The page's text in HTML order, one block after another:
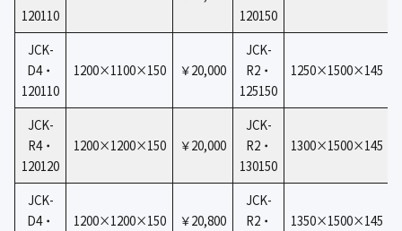
120110
120150
JCK-
D4・
120110
1200×1100×150 ￥20,000
JCK-
R2・
125150
1250×1500×145
JCK-
R4・
120120
1200×1200×150 ￥20,000
JCK-
R2・
130150
1300×1500×145
JCK-
D4・
1200×1200×150 ￥20,800
JCK-
R2・
1350×1500×145